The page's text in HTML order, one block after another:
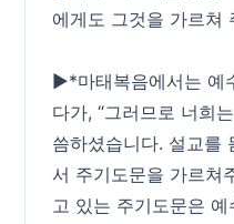
에게도 그것을 가르쳐
▶*마태복음에서는 예
다가, “그러므로 너희
씀하셨습니다. 설교를
서 주기도문을 가르쳐
고 있는 주기도문은